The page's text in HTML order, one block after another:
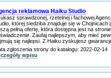
reklamowa Haiku Studio
sprawdzonej, rzetelnej i fachowej
której siedziba znajduje się w
pełną ofertę, która dostępna jest na
Zaufaj najlepszym, aby mieć
się najlepsi. Z Haiku zyskujesz
zgłoszenia strony do katalogu: 2022-02-14
wpisu